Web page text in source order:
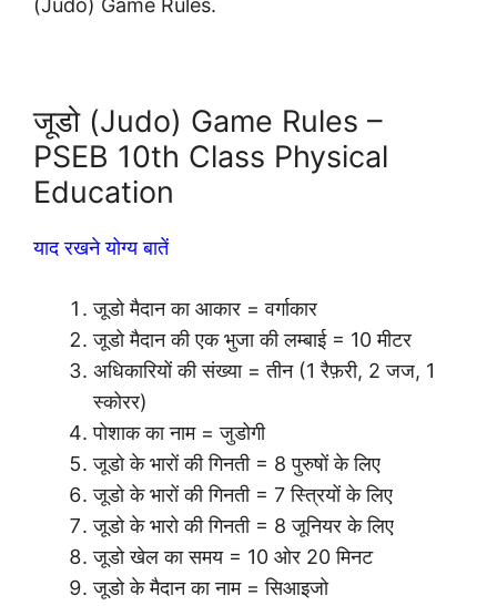
(Judo) Game Rules.
जूडो (Judo) Game Rules –
PSEB 10th Class Physical
Education
याद रखने योग्य बातें
जूडो मैदान का आकार = वर्गाकार
जूडो मैदान की एक भुजा की लम्बाई = 10 मीटर
अधिकारियों की संख्या = तीन (1 रैफ़री, 2 जज, 1
स्कोरर)
पोशाक का नाम = जुडोगी
जूडो के भारों की गिनती = 8 पुरुषों के लिए
जूडो के भारों की गिनती = 7 स्त्रियों के लिए
जूडो के भारो की गिनती = 8 जूनियर के लिए
जूडो खेल का समय = 10 ओर 20 मिनट
जूडो के मैदान का नाम = सिआइजो